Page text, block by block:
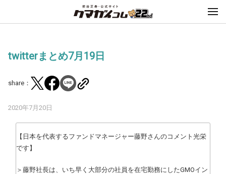
twitterまとめ7月19日
share：
2020年7月20日
【日本を代表するファンドマネージャー藤野さんのコメント光栄
です】
＞藤野社長は、いち早く大部分の社員を在宅勤務にしたGMOイン